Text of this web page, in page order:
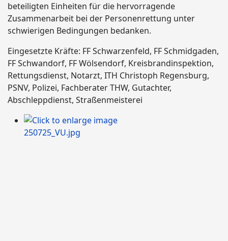
beteiligten Einheiten für die hervorragende
Zusammenarbeit bei der Personenrettung unter
schwierigen Bedingungen bedanken.
Eingesetzte Kräfte: FF Schwarzenfeld, FF Schmidgaden,
FF Schwandorf, FF Wölsendorf, Kreisbrandinspektion,
Rettungsdienst, Notarzt, ITH Christoph Regensburg,
PSNV, Polizei, Fachberater THW, Gutachter,
Abschleppdienst, Straßenmeisterei